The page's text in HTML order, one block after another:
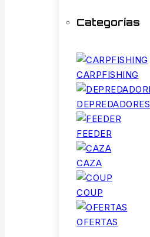
Categorías
CARPFISHING
DEPREDADORES
FEEDER
CAZA
COUP
OFERTAS